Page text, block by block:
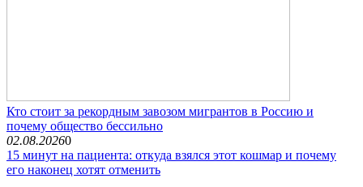
Кто стоит за рекордным завозом мигрантов в Россию и
почему общество бессильно
02.08.20260
15 минут на пациента: откуда взялся этот кошмар и почему
его наконец хотят отменить